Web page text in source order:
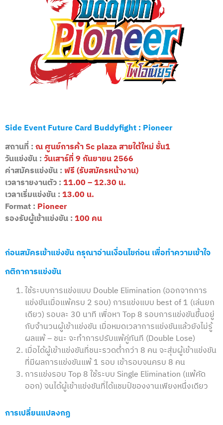
Side Event Future Card Buddyfight : Pioneer
สถานที่ :ณ ศูนย์การค้า Sc plaza สายใต้ใหม่ ชั้น1
วันแข่งขัน :วันเสาร์ที่ 9 กันยายน 2566
ค่าสมัครแข่งขัน : ฟรี (รับสมัครหน้างาน)
เวลารายงานตัว :11.00 – 12.30 น.
เวลาเริ่มแข่งขัน :13.00 น.
Format : Pioneer
รองรับผู้เข้าแข่งขัน :100 คน
ก่อนสมัครเข้าแข่งขัน กรุณาอ่านเงื่อนไขก่อน เพื่อทำความเข้าใจ
กติกาการแข่งขัน
ใช้ระบบการแข่งแบบ Double Elimination (ออกจากการ
แข่งขันเมื่อแพ้ครบ 2 รอบ) การแข่งแบบ best of 1 (เล่นยก
เดียว) รอบละ 30 นาที เพื่อหา Top 8 รอบการแข่งขันขึ้นอยู่
กับจำนวนผู้เข้าแข่งขัน เมื่อหมดเวลาการแข่งขันแล้วยังไม่รู้
ผลแพ้ – ชนะ จะทำการปรับแพ้คู่ทันที (Double Lose)
เมื่อได้ผู้เข้าแข่งขันที่ชนะรวดต่ำกว่า 8 คน จะสุ่มผู้เข้าแข่งขัน
ที่มีผลการแข่งขันแพ้ 1 รอบ เข้ารอบจนครบ 8 คน
การแข่งรอบ Top 8 ใช้ระบบ Single Elimination (แพ้คัด
ออก) จนได้ผู้เข้าแข่งขันที่ได้แชมป์ของงานเพียงหนึ่งเดียว
การเปลี่ยนแปลงกฏ